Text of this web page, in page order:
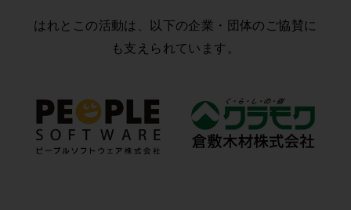
はれとこの活動は、以下の企業・団体のご協賛に
も支えられています。